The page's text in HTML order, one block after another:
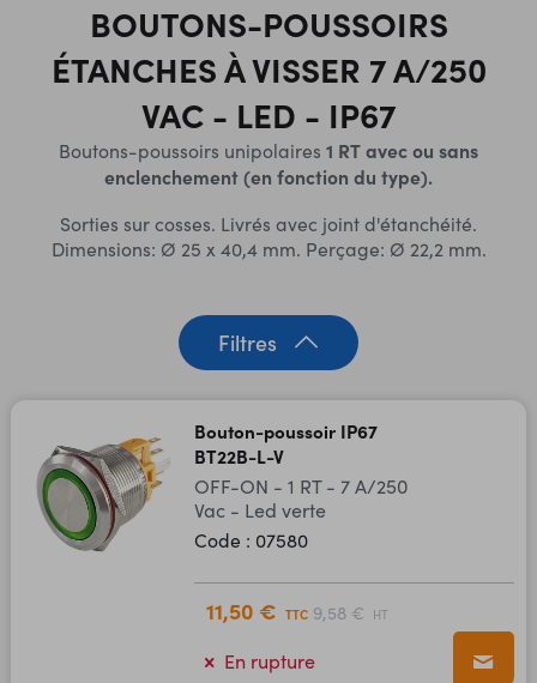
BOUTONS-POUSSOIRS
ÉTANCHES À VISSER 7 A/250
VAC - LED - IP67
Boutons-poussoirs unipolaires 1 RTavec ou sans
enclenchement (en fonction du type).
Sorties sur cosses. Livrés avec joint d'étanchéité.
Dimensions: Ø 25 x 40,4 mm. Perçage: Ø 22,2 mm.
Filtres
Bouton-poussoir IP67
BT22B-L-V
OFF-ON - 1 RT - 7 A/250
Vac - Led verte
Code : 07580
11,50 € TTC 9,58 € HT
En rupture